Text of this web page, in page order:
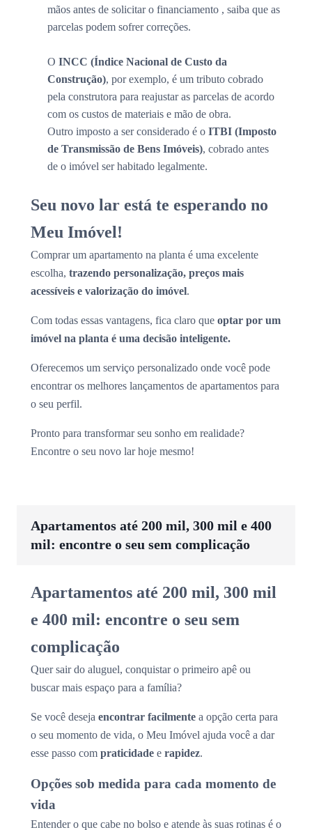
mãos antes de solicitar o financiamento , saiba que as
parcelas podem sofrer correções.
O INCC (Índice Nacional de Custo da
Construção), por exemplo, é um tributo cobrado
pela construtora para reajustar as parcelas de acordo
com os custos de materiais e mão de obra.
Outro imposto a ser considerado é o ITBI (Imposto
de Transmissão de Bens Imóveis), cobrado antes
de o imóvel ser habitado legalmente.
Seu novo lar está te esperando no
Meu Imóvel!
Comprar um apartamento na planta é uma excelente
escolha, trazendo personalização, preços mais
acessíveis e valorização do imóvel.
Com todas essas vantagens, fica claro que optar por um
imóvel na planta é uma decisão inteligente.
Oferecemos um serviço personalizado onde você pode
encontrar os melhores lançamentos de apartamentos para
o seu perfil.
Pronto para transformar seu sonho em realidade?
Encontre o seu novo lar hoje mesmo!
Apartamentos até 200 mil, 300 mil e 400
mil: encontre o seu sem complicação
Apartamentos até 200 mil, 300 mil
e 400 mil: encontre o seu sem
complicação
Quer sair do aluguel, conquistar o primeiro apê ou
buscar mais espaço para a família?
Se você deseja encontrar facilmente a opção certa para
o seu momento de vida, o Meu Imóvel ajuda você a dar
esse passo com praticidade e rapidez.
Opções sob medida para cada momento de
vida
Entender o que cabe no bolso e atende às suas rotinas é o